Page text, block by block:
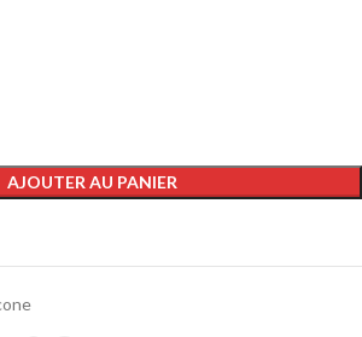
AJOUTER AU PANIER